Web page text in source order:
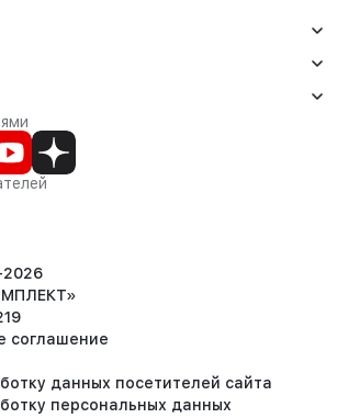
(МСК)
соглашение
данных посетителей сайта
персональных данных